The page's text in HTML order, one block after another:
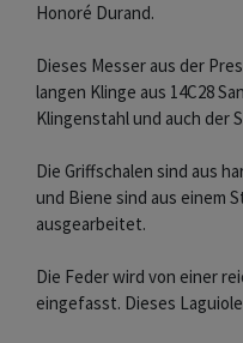
Honoré Durand.
Dieses Messer aus der
langen Klinge aus 14C28
Klingenstahl und auch der
Die Griffschalen sind aus
und Biene sind aus einem
ausgearbeitet.
Die Feder wird von einer
eingefasst. Dieses